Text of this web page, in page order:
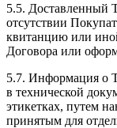
5.5. Доставленный
отсутствии
квитанцию или
Договора или
5.7. Информация о
в технической
этикетках, путем
принятым для